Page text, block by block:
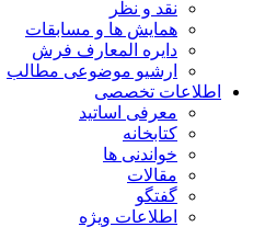
نقد و نظر
همایش ها و مسابقات
دایره المعارف فرش
ارشیو موضوعی مطالب
اطلاعات تخصصی
معرفی اساتید
کتابخانه
خواندنی ها
مقالات
گفتگو
اطلاعات ویژه